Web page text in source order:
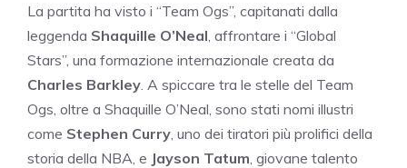
La partita ha visto i “Team Ogs”, capitanati dalla
leggenda Shaquille O’Neal , affrontare i “Global
Stars”, una formazione internazionale creata da
Charles Barkley . A spiccare tra le stelle del Team
Ogs, oltre a Shaquille O’Neal, sono stati nomi illustri
come Stephen Curry , uno dei tiratori più prolifici della
storia della NBA, e Jayson Tatum , giovane talento